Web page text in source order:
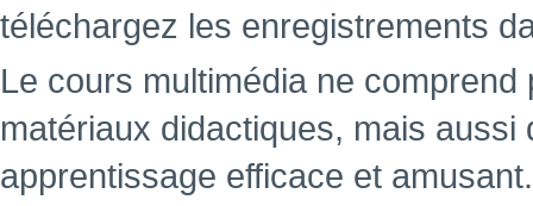
téléchargez les enregistrements
Le cours multimédia ne
matériaux didactiques, mais
apprentissage efficace et amusant.